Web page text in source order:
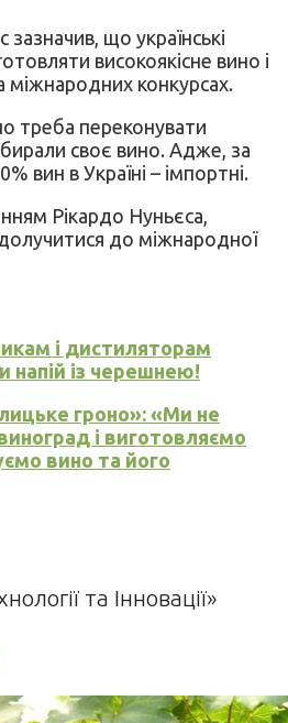
що українські
високоякісне вино і
міжнародних конкурсах.
треба переконувати
своє вино. Адже, за
вин в Україні – імпортні.
Рікардо Нуньєса,
до міжнародної
і дистиляторам
напій із черешнею!
гроно»: «Ми не
і виготовляємо
вино та його
та Інновації»